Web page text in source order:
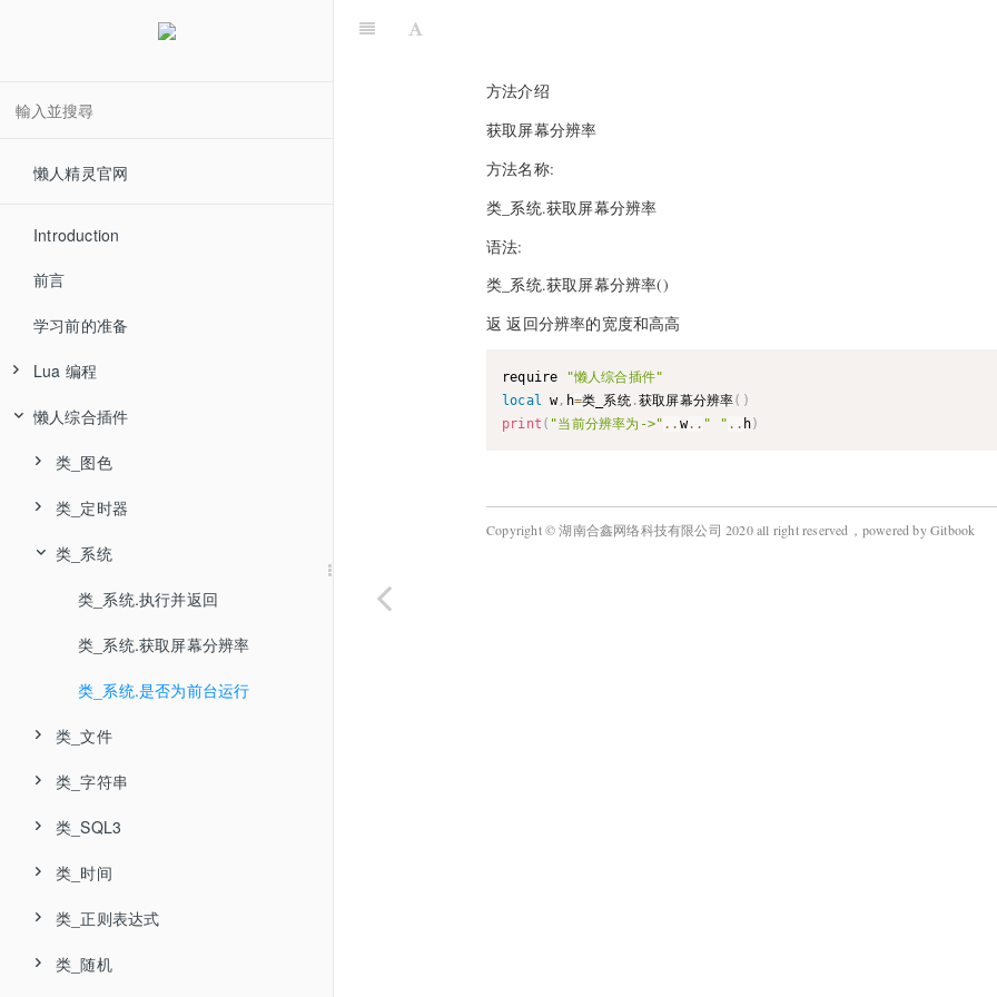
懒人精灵官网
Introduction
前言
学习前的准备
Lua 编程
懒人综合插件
类_图色
类_定时器
类_系统
类_系统.执行并返回
类_系统.获取屏幕分辨率
类_系统.是否为前台运行
类_文件
类_字符串
类_SQL3
类_时间
类_正则表达式
类_随机
方法介绍
获取屏幕分辨率
方法名称:
类_系统.获取屏幕分辨率
语法:
类_系统.获取屏幕分辨率()
返 返回分辨率的宽度和高高
require
"懒人综合插件"
local w, h=类_系统.获取屏幕分辨率( )
print ( "当前分辨率为->" .. w.. " " .. h)
Copyright © 湖南合鑫网络科技有限公司 2020 all right reserved，powered by Gitbook